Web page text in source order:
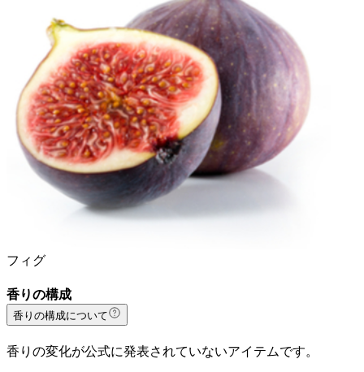
フィグ
香りの構成
香りの構成について
香りの変化が公式に発表されていないアイテムです。